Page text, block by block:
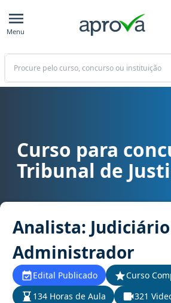
Menu
Buscar
Curso para concurso TJ AC - Tribunal de
Curso para
Tribunal de
Analista:
Administrador
Edital Publicado
Curso
134 Horas de Aula
321